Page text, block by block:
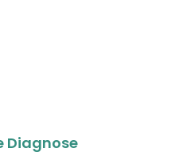
Diagnose